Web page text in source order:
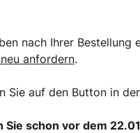
nach Ihrer
anfordern.
Sie auf den Button in
Sie schon vor dem